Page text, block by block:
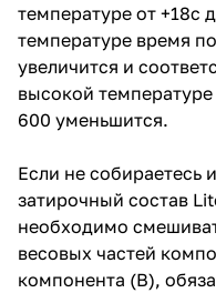
температуре от +18с
температуре время
увеличится и
высокой
600 уменьшится.
Если не собираетесь
затирочный состав
необходимо
весовых частей
компонента (В),